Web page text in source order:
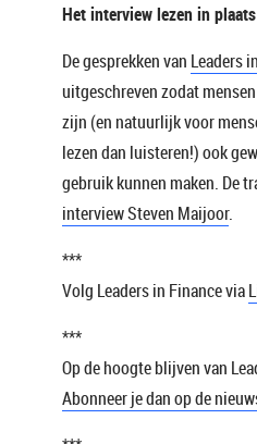
Het interview lezen in
De gesprekken van Leaders
uitgeschreven zodat
zijn (en natuurlijk voor
lezen dan luisteren!) ook
gebruik kunnen maken. De
interview Steven Maijoor.
***
Volg Leaders in Finance via
***
Op de hoogte blijven van
Abonneer je dan op de